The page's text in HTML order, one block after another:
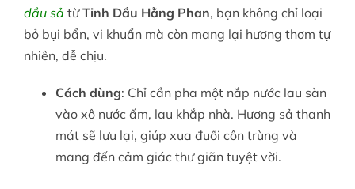
dầu sả từTinh Dầu Hằng Phan, bạn không chỉ loại
bỏ bụi bẩn, vi khuẩn mà còn mang lại hương thơm tự
nhiên, dễ chịu.
Cách dùng: Chỉ cần pha một nắp nước lau sàn
vào xô nước ấm, lau khắp nhà. Hương sả thanh
mát sẽ lưu lại, giúp xua đuổi côn trùng và
mang đến cảm giác thư giãn tuyệt vời.